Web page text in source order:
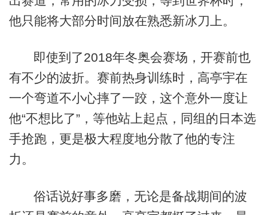
他只能将大部分时间放在熟悉新冰刀上。
即使到了2018年冬奥会赛场，开赛前也
有不少的波折。赛前热身训练时，高亭宇在
一个弯道不小心摔了一跤，这个意外一度让
他“不想比了”，等他站上起点，同组的日本选
手抢跑，更是极大程度地分散了他的专注
力。
俗话说好事多磨，无论是备战期间的波